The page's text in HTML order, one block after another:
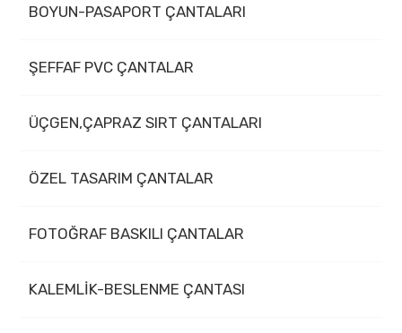
BOYUN-PASAPORT ÇANTALARI
ŞEFFAF PVC ÇANTALAR
ÜÇGEN,ÇAPRAZ SIRT ÇANTALARI
ÖZEL TASARIM ÇANTALAR
FOTOĞRAF BASKILI ÇANTALAR
KALEMLİK-BESLENME ÇANTASI